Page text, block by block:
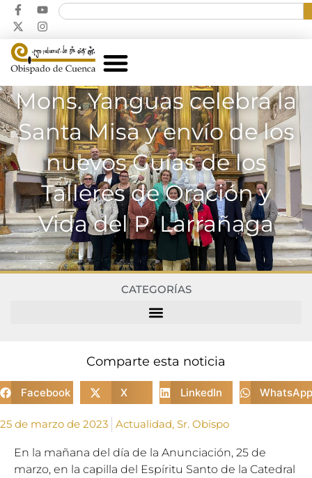
Mons. Yanguas celebra la
Santa Misa y envío de los
nuevos Guías de los
Talleres de Oración y
Vida del P. Larrañaga
CATEGORÍAS
Comparte esta noticia
Facebook X LinkedIn WhatsApp
25 de marzo de 2023 Actualidad, Sr. Obispo
En la mañana del día de la Anunciación, 25 de
marzo, en la capilla del Espíritu Santo de la Catedral